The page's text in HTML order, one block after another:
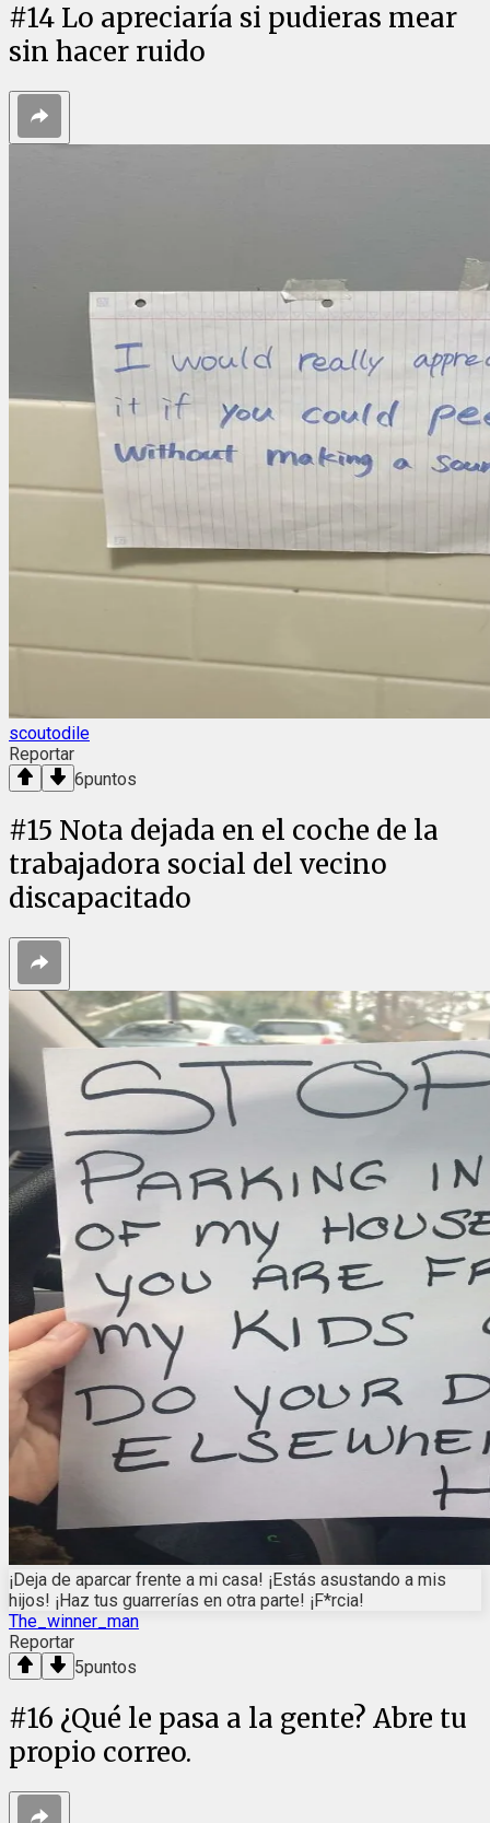
#14 Lo apreciaría si pudieras mear
sin hacer ruido
scoutodile
Reportar
6puntos
#15 Nota dejada en el coche de la
trabajadora social del vecino
discapacitado
¡Deja de aparcar frente a mi casa! ¡Estás asustando a mis
hijos! ¡Haz tus guarrerías en otra parte! ¡F*rcia!
The_winner_man
Reportar
5puntos
#16 ¿Qué le pasa a la gente? Abre tu
propio correo.